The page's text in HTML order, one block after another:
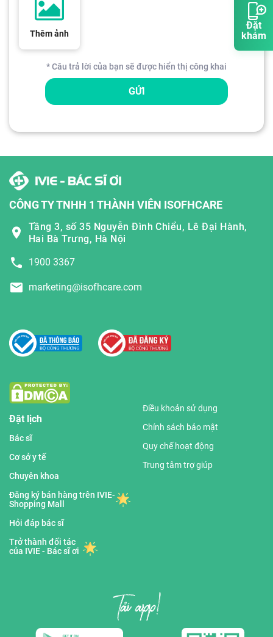
Đặt
khám
Thêm ảnh
* Câu trả lời của bạn sẽ được hiển thị công khai
GỬI
CÔNG TY TNHH 1 THÀNH VIÊN ISOFHCARE
Tầng 3, số 35 Nguyễn Đình Chiểu, Lê Đại Hành,
Hai Bà Trưng, Hà Nội
1900 3367
marketing@isofhcare.com
Đặt lịch
Bác sĩ
Cơ sở y tế
Chuyên khoa
Đăng ký bán hàng trên IVIE-
Shopping Mall
Hỏi đáp bác sĩ
Trở thành đối tác
của IVIE - Bác sĩ ơi
Điều khoản sử dụng
Chính sách bảo mật
Quy chế hoạt động
Trung tâm trợ giúp